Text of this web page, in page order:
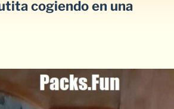
cogiendo en una